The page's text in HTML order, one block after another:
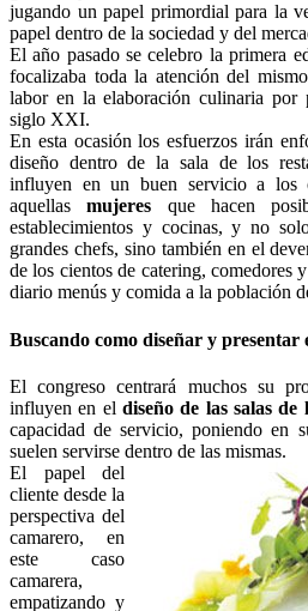
jugando un papel primordial para la
papel dentro de la sociedad y del
El año pasado se celebro la primera
focalizaba toda la atención del
labor en la elaboración culinaria por
siglo XXI.
En esta ocasión los esfuerzos irán
diseño dentro de la sala de los
influyen en un buen servicio a los
aquellasmujeres que hacen
establecimientos y cocinas, y no
grandes chefs, sino también en el
de los cientos de catering, comedores
diario menús y comida a la población
Buscando como diseñar y presentar
El congreso centrará muchos su
influyen en el diseño de las salas de
capacidad de servicio, poniendo en
suelen servirse dentro de las mismas.
El papel del
cliente desde la
perspectiva del
camarero, en
este caso
camarera,
empatizando y